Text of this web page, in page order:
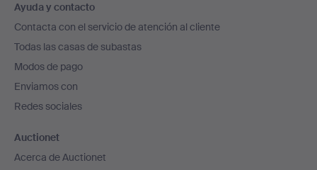
en
el
pie
de
página
Ayuda y contacto
Contacta con el servicio de atención al cliente
Todas las casas de subastas
Modos de pago
Enviamos con
Redes sociales
Auctionet
Acerca de Auctionet